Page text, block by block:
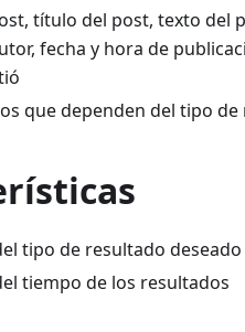
título del post, texto del
fecha y hora de
que dependen del tipo de
tipo de resultado
tiempo de los resultados